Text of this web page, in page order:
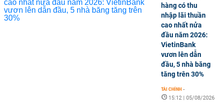
hàng có thu
nhập lãi thuần
cao nhất nửa
đầu năm 2026:
VietinBank
vươn lên dẫn
đầu, 5 nhà băng
tăng trên 30%
TÀI CHÍNH -
15:12 | 05/08/2026